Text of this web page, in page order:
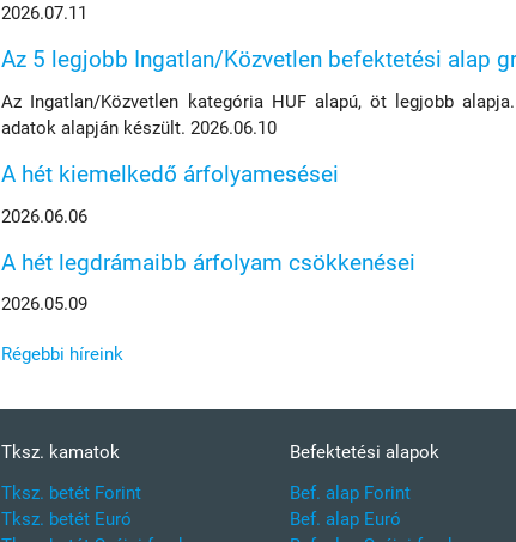
2026.07.11
Az 5 legjobb Ingatlan/Közvetlen befektetési alap
Az Ingatlan/Közvetlen kategória HUF alapú, öt legjobb
adatok alapján készült. 2026.06.10
A hét kiemelkedő árfolyamesései
2026.06.06
A hét legdrámaibb árfolyam csökkenései
2026.05.09
Régebbi híreink
Tksz. kamatok
Tksz. betét Forint
Tksz. betét Euró
Befektetési alapok
Bef. alap Forint
Bef. alap Euró